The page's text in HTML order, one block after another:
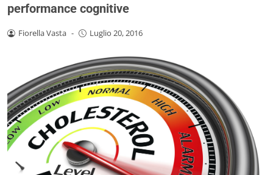
performance cognitive
Fiorella Vasta - Luglio 20, 2016